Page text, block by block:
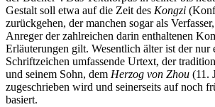
Gestalt soll etwa auf die Zeit des Kongzi
zurückgehen, der manchen sogar als
Anreger der zahlreichen darin enthaltenen
Erläuterungen gilt. Wesentlich älter ist der nur
Schriftzeichen umfassende Urtext, der
und seinem Sohn, dem Herzog von Zhou (11.
zugeschrieben wird und seinerseits auf noch
basiert.